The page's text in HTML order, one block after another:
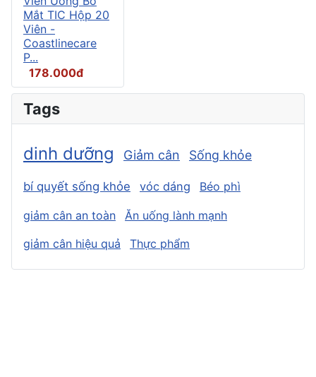
Mắt TIC Hộp 20
Viên -
Coastlinecare
P...
178.000đ
Tags
dinh dưỡng Giảm cân Sống khỏe
bí quyết sống khỏe vóc dáng Béo phì
giảm cân an toàn
Ăn uống lành mạnh
giảm cân hiệu quả
Thực phẩm